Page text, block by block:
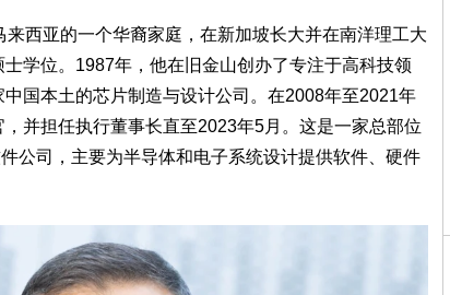
西亚的一个华裔家庭，在新加坡长大并在南洋理工大
学位。1987年，他在旧金山创办了专注于高科技领
国本土的芯片制造与设计公司。在2008年至2021年
并担任执行董事长直至2023年5月。这是一家总部位
公司，主要为半导体和电子系统设计提供软件、硬件